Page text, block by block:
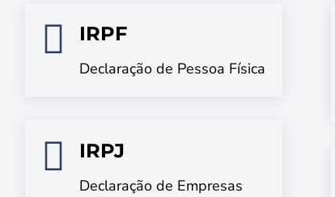
 IRPF
Declaração de Pessoa Física
 IRPJ
Declaração de Empresas